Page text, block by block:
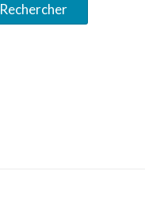
Rechercher